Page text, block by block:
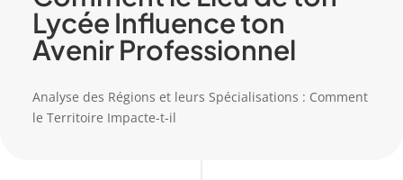
Lycée Influence ton
Avenir Professionnel
Analyse des Régions et leurs Spécialisations : Comment
le Territoire Impacte-t-il